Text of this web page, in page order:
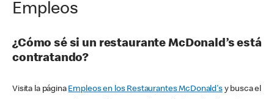
Empleos
¿Cómo sé si un restaurante McDonald’s está
contratando?
Visita la página Empleos en los Restaurantes McDonald'sy busca el